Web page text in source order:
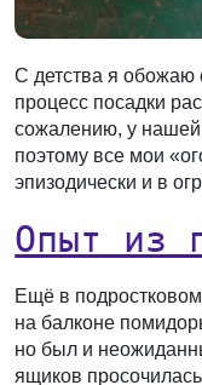
С детства я обожаю
процесс посадки
сожалению, у нашей
поэтому все мои
эпизодически и в
Опыт из
Ещё в
на балконе
но был и
ящиков